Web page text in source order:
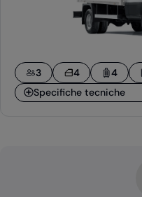
3 4 4
Specifiche tecniche